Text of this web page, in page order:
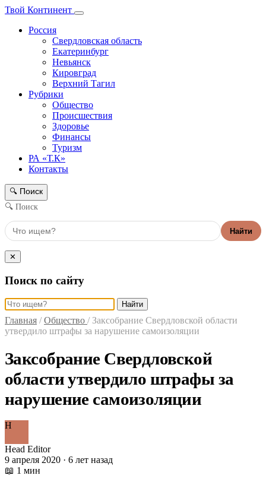
Твой Континент
Россия
Свердловская область
Екатеринбург
Невьянск
Кировград
Верхний Тагил
Рубрики
Общество
Происшествия
Здоровье
Финансы
Туризм
РА «Т.К»
Контакты
🔍 Поиск
🔍 Поиск
Найти
✕
Поиск по сайту
Найти
Главная / Общество / Заксобрание Свердловской области
утвердило штрафы за нарушение самоизоляции
Заксобрание Свердловской
области утвердило штрафы за
нарушение самоизоляции
H
Head Editor
9 апреля 2020 · 6 лет назад
📖 1 мин